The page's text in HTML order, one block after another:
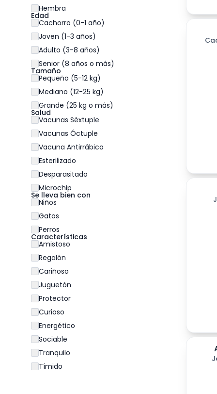
Hembra
Edad
Cachorro (0-1 año)
Joven (1-3 años)
Adulto (3-8 años)
Senior (8 años o más)
Tamaño
Pequeño (5-12 kg)
Mediano (12-25 kg)
Grande (25 kg o más)
Salud
Vacunas Séxtuple
Vacunas Óctuple
Vacuna Antirrábica
Esterilizado
Desparasitado
Microchip
Se lleva bien con
Niños
Gatos
Perros
Características
Amistoso
Regalón
Cariñoso
Juguetón
Protector
Curioso
Energético
Sociable
Tranquilo
Tímido